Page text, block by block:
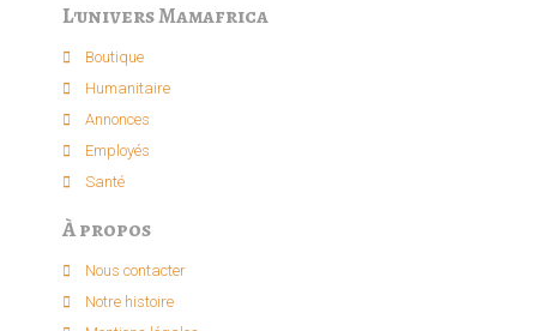
L'univers Mamafrica
Boutique
Humanitaire
Annonces
Employés
Santé
À propos
Nous contacter
Notre histoire